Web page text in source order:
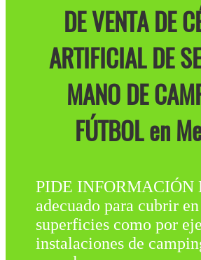
DE VENTA DE
ARTIFICIAL DE
MANO DE
FÚTBOL en
PIDE INFORMACIÓN
adecuado para cubrir
superficies como por
instalaciones de